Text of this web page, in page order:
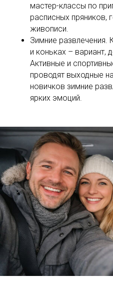
мастер-классы по
расписных пряников,
живописи.
Зимние развлечения.
и коньках – вариант,
Активные и
проводят выходные
новичков зимние
ярких эмоций.